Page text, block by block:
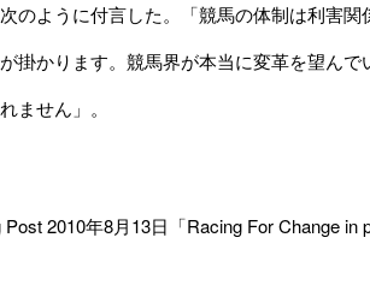
のように付言した。「競馬の体制は利害
掛かります。競馬界が本当に変革を望ん
ません」。
Post 2010年8月13日「Racing For Change in